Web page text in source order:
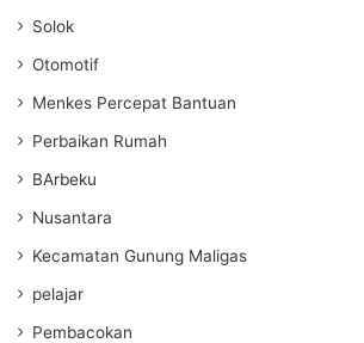
Solok
Otomotif
Menkes Percepat Bantuan
Perbaikan Rumah
BArbeku
Nusantara
Kecamatan Gunung Maligas
pelajar
Pembacokan